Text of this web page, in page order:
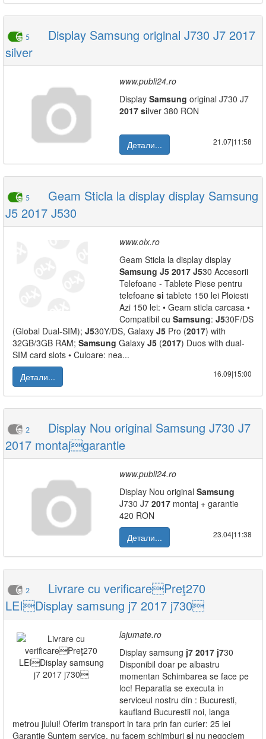
5
Display Samsung original J730 J7 2017
silver
www.publi24.ro
Display Samsung original J730 J7
2017 silver 380 RON
Детали... 21.07|11:58
5
Geam Sticla la display display Samsung
J5 2017 J530
www.olx.ro
Geam Sticla la display display
Samsung J5 2017 J530 Accesorii
Telefoane - Tablete Piese pentru
telefoane si tablete 150 lei Ploiesti
Azi 150 lei: • Geam sticla carcasa •
Compatibil cu Samsung: J530F/DS
(Global Dual-SIM); J530Y/DS, Galaxy J5 Pro (2017) with
32GB/3GB RAM; Samsung Galaxy J5 (2017) Duos with dual-
SIM card slots • Culoare: nea...
Детали...
16.09|15:00
2
Display Nou original Samsung J730 J7
2017 montajgarantie
www.publi24.ro
Display Nou original Samsung
J730 J7 2017 montaj + garantie
420 RON
Детали...
23.04|11:38
2
Livrare cu verificarePreţ270
LEIDisplay samsung j7 2017 j730
lajumate.ro
Display samsung j7 2017 j730
Disponibil doar pe albastru
momentan Schimbarea se face pe
loc! Reparatia se executa in
serviceul nostru din : Bucuresti,
kaufland Bucurestii noi, langa
metrou jiului! Oferim transport in tara prin fan curier: 25 lei
Garantie Suntem service, nu facem schimburi si nu negociem